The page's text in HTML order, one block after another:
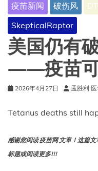
疫苗新闻 破伤风
SkepticalRaptor
美国仍有
——疫苗可
2026年4月27日 孟胜利
Tetanus deaths still
感谢您阅读 疫苗网 文章！这篇
标题或阅读更多!!!